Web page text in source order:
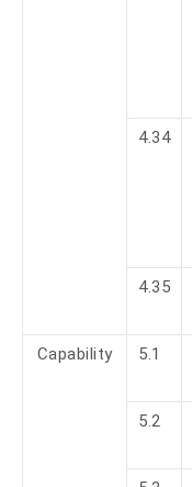
4.34
4.35
Capability 5.1
5.2